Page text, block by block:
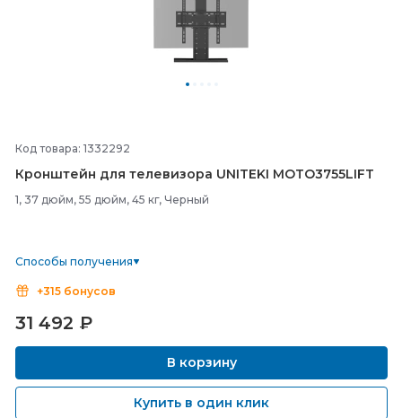
Код товара: 1332292
Кронштейн для телевизора UNITEKI MOTO3755LIFT
1, 37 дюйм, 55 дюйм, 45 кг, Черный
Способы получения
+315 бонусов
31 492 ₽
В корзину
Купить в один клик